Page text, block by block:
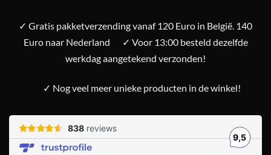
✓ Gratis pakketverzending vanaf 120 Euro in België. 140
Euro naar Nederland
✓ Voor 13:00 besteld dezelfde
werkdag aangetekend verzonden!
✓ Nog veel meer unieke producten in de winkel!